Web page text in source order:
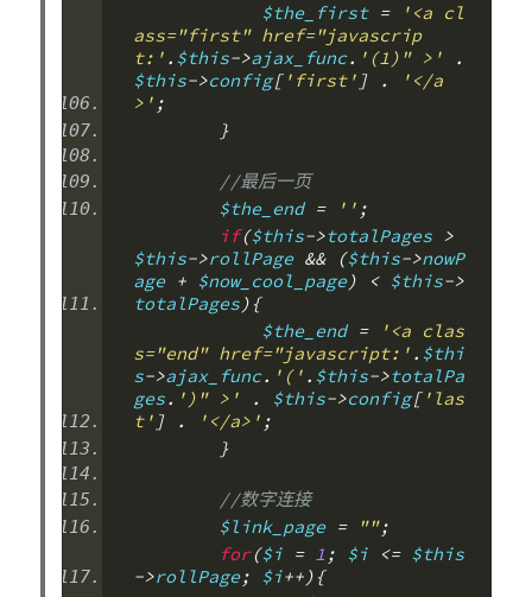
            $the_first
=
'<a cl
ass="first" href="javascrip
t:' . $this->ajax_func. '(1)" >'
.
$this->config['first' ] .
'</a
>' ;
}
//最后一页
        $the_end
= '' ;
if($this->totalPages >
$this->rollPage && ($this->nowP
age + $now_cool_page) < $this->
totalPages ){
            $the_end
=
'<a clas
s="end" href="javascript:' . $thi
s->ajax_func. '(' . $this->totalPa
ges. ')" >' . $this->config['las
t' ] . '</a>' ;
}
//数字连接
        $link_page
= "";
for($i = 1 ; $i <= $this
->rollPage; $i++){